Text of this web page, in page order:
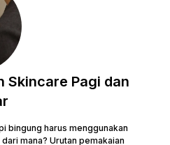
Skincare Pagi dan
bingung harus menggunakan
mana? Urutan pemakaian